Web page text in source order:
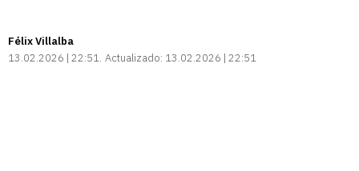
Félix Villalba
13.02.2026 | 22:51 Actualizado: 13.02.2026 | 22:51